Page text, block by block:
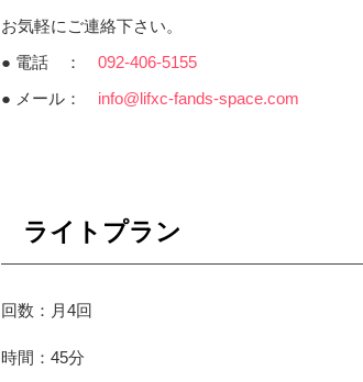
お気軽にご連絡下さい。
● 電話 ： 092‐406‐5155
● メール： info@lifxc-fands-space.com
ライトプラン
回数：月4回
時間：45分